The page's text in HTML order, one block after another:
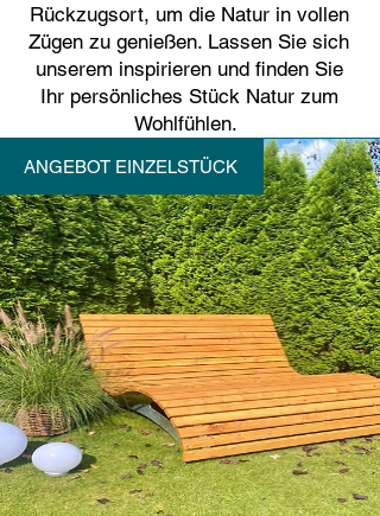
Rückzugsort, um die Natur in vollen
Zügen zu genießen. Lassen Sie sich
unserem inspirieren und finden Sie
Ihr persönliches Stück Natur zum
Wohlfühlen.
ANGEBOT EINZELSTÜCK